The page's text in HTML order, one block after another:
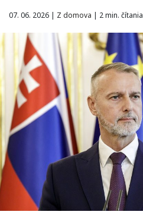
07. 06. 2026 | Z domova | 2 min. čítania